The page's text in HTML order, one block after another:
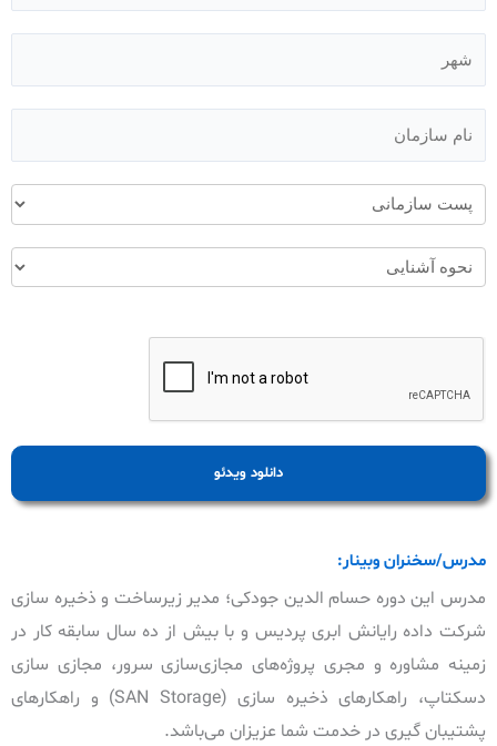
دانلود ویدئو
مدرس/سخنران وبینار:
مدرس این دوره حسام الدین جودکی؛ مدیر زیرساخت و ذخیره سازی
شرکت داده رایانش ابری پردیس و با بیش از ده سال سابقه کار در
زمینه مشاوره و مجری پروژه‌های مجازی‌سازی سرور، مجازی سازی
دسکتاپ، راهکارهای ذخیره سازی (SAN Storage) و راهکارهای
پشتیبان گیری در خدمت شما عزیزان می‌باشد.